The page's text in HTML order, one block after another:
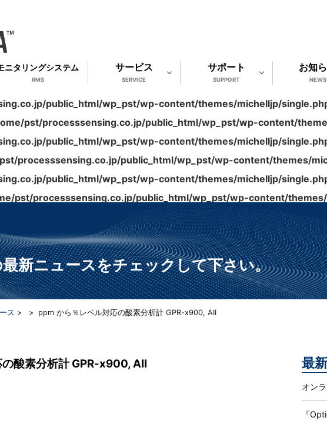
ニタリングシステム
RMS
サービス
SERVICE
サポート
SUPPORT
お知
NEWS
public_html/wp_pst/wp-content/themes/michelljp/
pst/processsensing.co.jp/public_html/wp_pst/wp-content/
public_html/wp_pst/wp-content/themes/michelljp/
processsensing.co.jp/public_html/wp_pst/wp-content/themes/
public_html/wp_pst/wp-content/themes/michelljp/
pst/processsensing.co.jp/public_html/wp_pst/wp-content/
新ニュースをチェックして下さい。
ス > > ppm から％レベル対応の酸素分析計 GPR-x900, AII
酸素分析計 GPR-x900, AII 最
オン
『